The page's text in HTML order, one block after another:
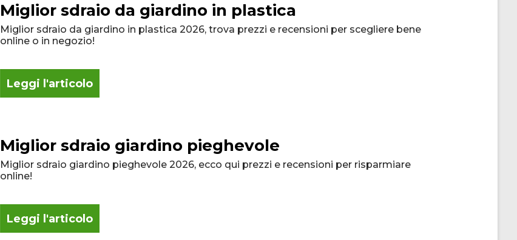
Miglior sdraio da giardino in plastica
Miglior sdraio da giardino in plastica 2026, trova prezzi e recensioni per scegliere bene
online o in negozio!
Leggi l'articolo
Miglior sdraio giardino pieghevole
Miglior sdraio giardino pieghevole 2026, ecco qui prezzi e recensioni per risparmiare
online!
Leggi l'articolo